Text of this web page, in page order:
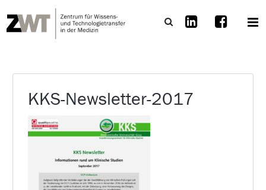
KKS-Newsletter-2017